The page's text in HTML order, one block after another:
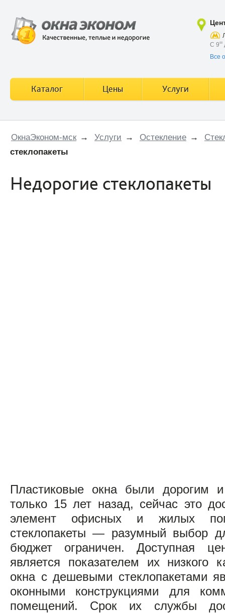
ОкнаЭконом-мск → Услуги → Остекление →
стеклопакеты
Недорогие стеклопакеты
Пластиковые окна были дорогим
только 15 лет назад, сейчас это
элемент офисных и жилых
стеклопакеты — разумный выбор
бюджет ограничен. Доступная
является показателем их низкого
окна с дешевыми стеклопакетами
оконными конструкциями для
помещений. Срок их службы
С 900
Все
Каталог Цены Услуги